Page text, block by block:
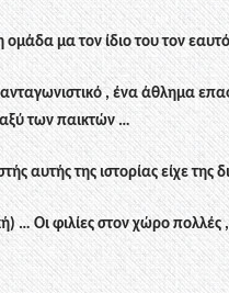
ομάδα μα τον ίδιο του τον
, ένα άθλημα
των παικτών …
αυτής της ιστορίας είχε της
… Οι φιλίες στον χώρο